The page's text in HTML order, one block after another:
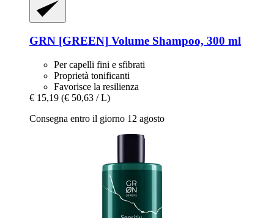
GRN [GREEN] Volume Shampoo, 300 ml
Per capelli fini e sfibrati
Proprietà tonificanti
Favorisce la resilienza
€ 15,19 (€ 50,63 / L)
Consegna entro il giorno 12 agosto